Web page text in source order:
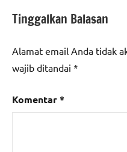
Tinggalkan Balasan
Alamat email Anda tidak
wajib ditandai *
Komentar*